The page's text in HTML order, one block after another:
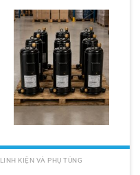
LINH KIỆN VÀ PHỤ TÙNG